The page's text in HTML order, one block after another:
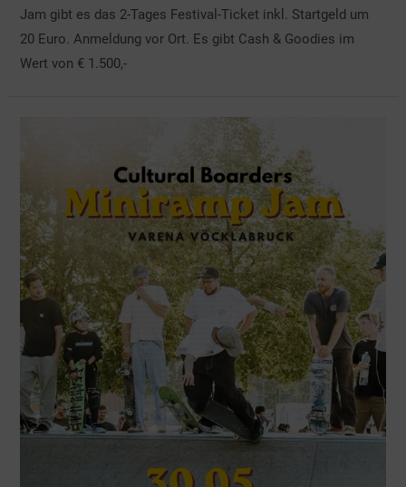
Jam gibt es das 2-Tages Festival-Ticket inkl. Startgeld um
20 Euro. Anmeldung vor Ort. Es gibt Cash & Goodies im
Wert von € 1.500,-